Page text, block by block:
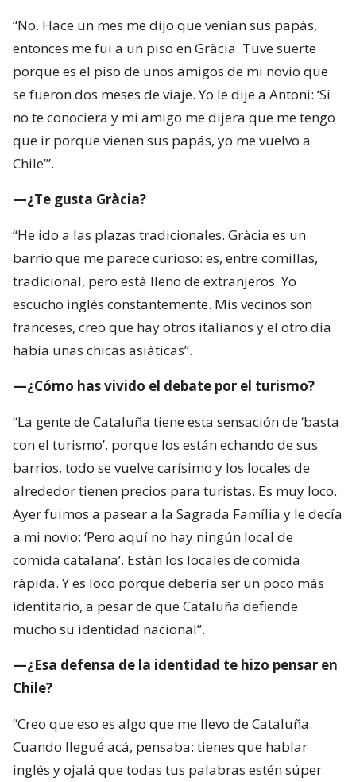
“No. Hace un mes me dijo que venían sus papás,
entonces me fui a un piso en Gràcia. Tuve suerte
porque es el piso de unos amigos de mi novio que
se fueron dos meses de viaje. Yo le dije a Antoni: ‘Si
no te conociera y mi amigo me dijera que me tengo
que ir porque vienen sus papás, yo me vuelvo a
Chile’”.
—¿Te gusta Gràcia?
“He ido a las plazas tradicionales. Gràcia es un
barrio que me parece curioso: es, entre comillas,
tradicional, pero está lleno de extranjeros. Yo
escucho inglés constantemente. Mis vecinos son
franceses, creo que hay otros italianos y el otro día
había unas chicas asiáticas”.
—¿Cómo has vivido el debate por el turismo?
“La gente de Cataluña tiene esta sensación de ‘basta
con el turismo’, porque los están echando de sus
barrios, todo se vuelve carísimo y los locales de
alrededor tienen precios para turistas. Es muy loco.
Ayer fuimos a pasear a la Sagrada Família y le decía
a mi novio: ‘Pero aquí no hay ningún local de
comida catalana’. Están los locales de comida
rápida. Y es loco porque debería ser un poco más
identitario, a pesar de que Cataluña defiende
mucho su identidad nacional”.
—¿Esa defensa de la identidad te hizo pensar en
Chile?
“Creo que eso es algo que me llevo de Cataluña.
Cuando llegué acá, pensaba: tienes que hablar
inglés y ojalá que todas tus palabras estén súper